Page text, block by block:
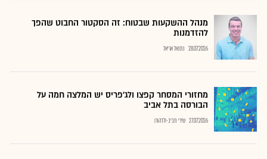
מנהל ההשקעות שבטוח: זה הסקטור החבוט שהפך
להזדמנות
28.07.2026 נתנאל אריאל
מחזורי המסחר קפצו ולג'פריס יש המלצה חמה על
הבורסה בתל אביב
27.07.2026 שירי חביב-ולדהורן